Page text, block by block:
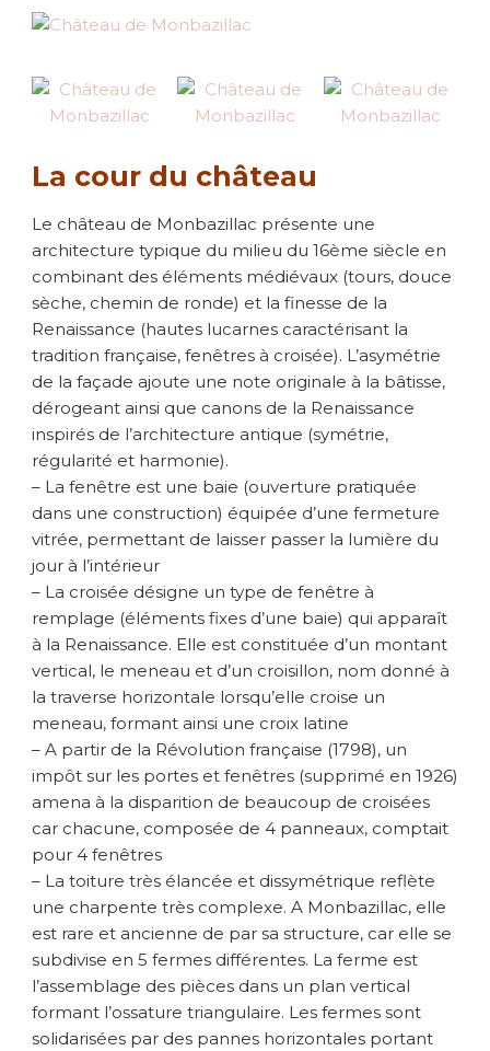
La cour du château
Le château de Monbazillac présente une
architecture typique du milieu du 16ème siècle en
combinant des éléments médiévaux (tours, douce
sèche, chemin de ronde) et la finesse de la
Renaissance (hautes lucarnes caractérisant la
tradition française, fenêtres à croisée). L’asymétrie
de la façade ajoute une note originale à la bâtisse,
dérogeant ainsi que canons de la Renaissance
inspirés de l’architecture antique (symétrie,
régularité et harmonie).
– La fenêtre est une baie (ouverture pratiquée
dans une construction) équipée d’une fermeture
vitrée, permettant de laisser passer la lumière du
jour à l’intérieur
– La croisée désigne un type de fenêtre à
remplage (éléments fixes d’une baie) qui apparaît
à la Renaissance. Elle est constituée d’un montant
vertical, le meneau et d’un croisillon, nom donné à
la traverse horizontale lorsqu’elle croise un
meneau, formant ainsi une croix latine
– A partir de la Révolution française (1798), un
impôt sur les portes et fenêtres (supprimé en 1926)
amena à la disparition de beaucoup de croisées
car chacune, composée de 4 panneaux, comptait
pour 4 fenêtres
– La toiture très élancée et dissymétrique reflète
une charpente très complexe. A Monbazillac, elle
est rare et ancienne de par sa structure, car elle se
subdivise en 5 fermes différentes. La ferme est
l’assemblage des pièces dans un plan vertical
formant l’ossature triangulaire. Les fermes sont
solidarisées par des pannes horizontales portant